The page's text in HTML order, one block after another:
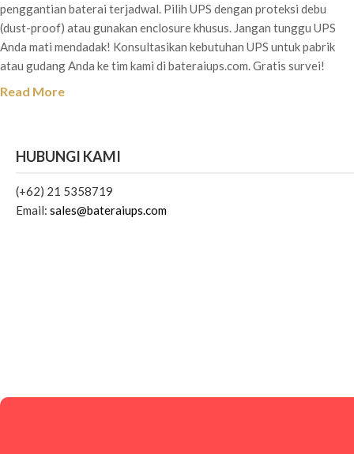
penggantian baterai terjadwal. Pilih UPS dengan proteksi debu
(dust-proof) atau gunakan enclosure khusus. Jangan tunggu UPS
Anda mati mendadak! Konsultasikan kebutuhan UPS untuk pabrik
atau gudang Anda ke tim kami di bateraiups.com. Gratis survei!
Read More
HUBUNGI KAMI
(+62) 21 5358719
Email: sales@bateraiups.com